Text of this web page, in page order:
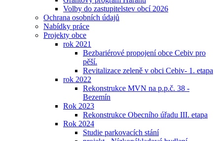
Volby do zastupitelstev obcí 2026
Ochrana osobních údajů
Nabídky práce
Projekty obce
rok 2021
Bezbariérové propojení obce Cebiv pro
pěší.
Revitalizace zeleně v obci Cebiv- 1. etapa
rok 2022
Rekonstrukce MVN na p.p.č. 38 -
Bezemín
Rok 2023
Rekonstrukce Obecního úřadu III. etapa
Rok 2024
Studie parkovacích stání